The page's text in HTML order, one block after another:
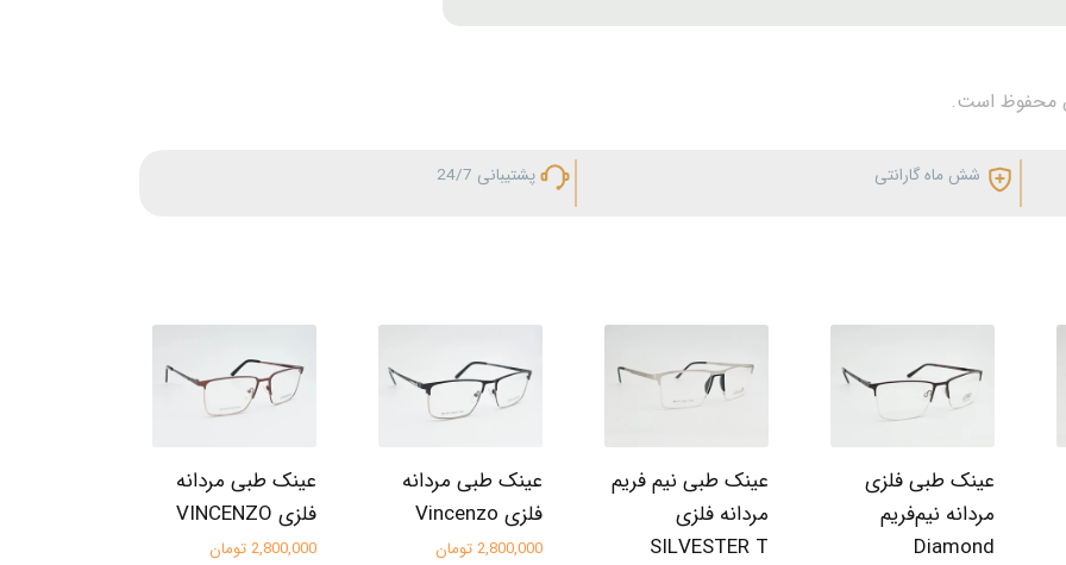
شش ماه گارانتی پشتیبانی 24/7
عینک طبی فلزی
مردانه نیم‌فریم
Diamond
عینک طبی نیم فریم
مردانه فلزی
SILVESTER T
عینک طبی مردانه
فلزی Vincenzo
2,800,000 تومان
عینک طبی مردانه
فلزی VINCENZO
2,800,000 تومان